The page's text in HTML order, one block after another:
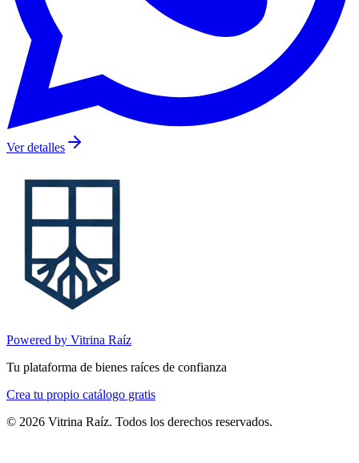
Ver detalles
Powered by Vitrina Raíz
Tu plataforma de bienes raíces de confianza
Crea tu propio catálogo gratis
© 2026 Vitrina Raíz. Todos los derechos reservados.